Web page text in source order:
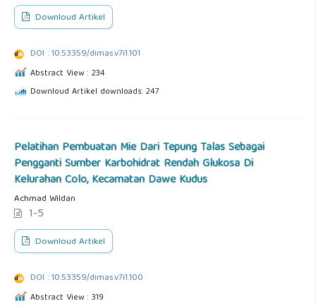
Downloud Artikel
DOI : 10.53359/dimas.v7i1.101
Abstract View : 234
Downloud Artikel downloads: 247
Pelatihan Pembuatan Mie Dari Tepung Talas Sebagai
Pengganti Sumber Karbohidrat Rendah Glukosa Di
Kelurahan Colo, Kecamatan Dawe Kudus
Achmad Wildan
1-5
Downloud Artikel
DOI : 10.53359/dimas.v7i1.100
Abstract View : 319